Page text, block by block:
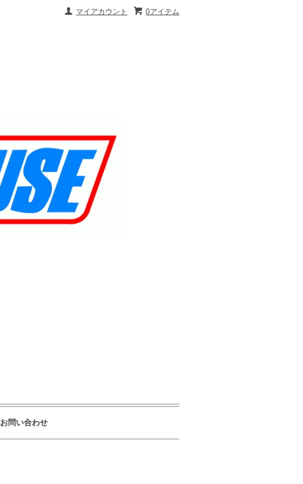
0アイテム
マイアカウント
お問い合わせ